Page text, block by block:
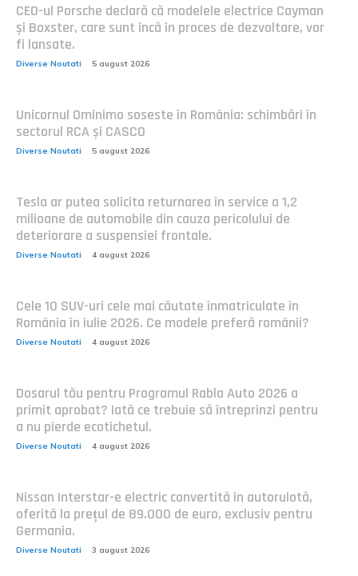
CEO-ul Porsche declară că modelele electrice Cayman
și Boxster, care sunt încă în proces de dezvoltare, vor
fi lansate.
Diverse Noutati 5 august 2026
Unicornul Ominimo soseste în România: schimbări în
sectorul RCA și CASCO
Diverse Noutati 5 august 2026
Tesla ar putea solicita returnarea în service a 1,2
milioane de automobile din cauza pericolului de
deteriorare a suspensiei frontale.
Diverse Noutati 4 august 2026
Cele 10 SUV-uri cele mai căutate înmatriculate în
România în iulie 2026. Ce modele preferă românii?
Diverse Noutati 4 august 2026
Dosarul tău pentru Programul Rabla Auto 2026 a
primit aprobat? Iată ce trebuie să întreprinzi pentru
a nu pierde ecotichetul.
Diverse Noutati 4 august 2026
Nissan Interstar-e electric convertită în autorulotă,
oferită la prețul de 89.000 de euro, exclusiv pentru
Germania.
Diverse Noutati 3 august 2026